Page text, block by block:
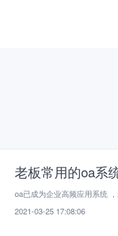
老板常用的oa系
oa已成为企业高频应用系统
2021-03-25 17:08:06